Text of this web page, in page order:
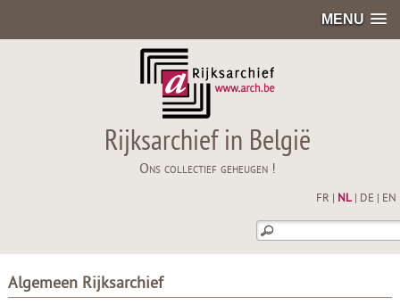
MENU
Rijksarchief in België
Ons collectief geheugen !
FR NL| DE EN
Algemeen Rijksarchief